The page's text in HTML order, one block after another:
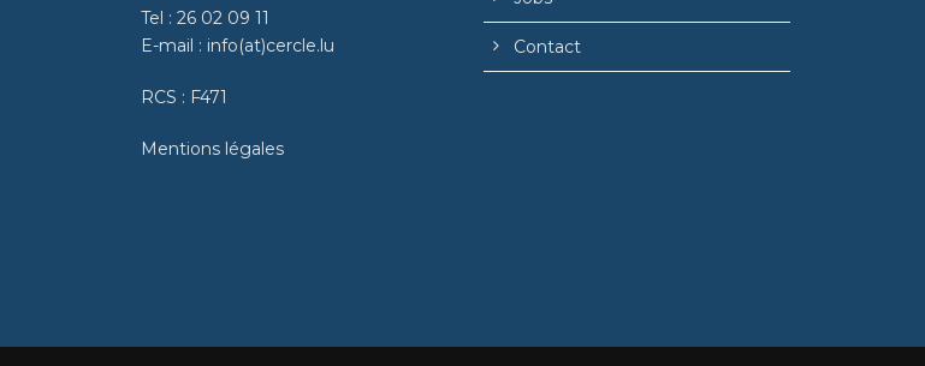
Tel : 26 02 09 11
E-mail : info(at)cercle.lu
RCS : F471
Mentions légales
Contact